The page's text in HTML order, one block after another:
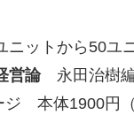
ットから50ユ
営論永田治樹
体1900円（